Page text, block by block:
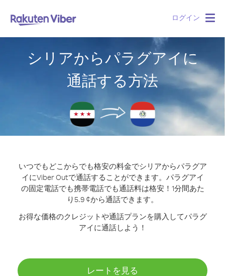
ログイン
シリアからパラグアイに
通話する方法
いつでもどこからでも格安の料金でシリアからパラグア
イにViber Outで通話することができます。 パラグアイ
の固定電話でも携帯電話でも通話料は格安！1分間あた
り5.9 ¢から通話できます。
お得な価格のクレジットや通話プランを購入してパラグ
アイに通話しよう！
レートを見る